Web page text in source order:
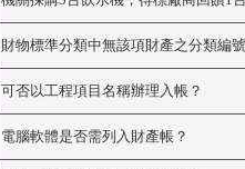
財物標準分類中無該項財產之分類編
可否以工程項目名稱辦理入帳？
電腦軟體是否需列入財產帳？